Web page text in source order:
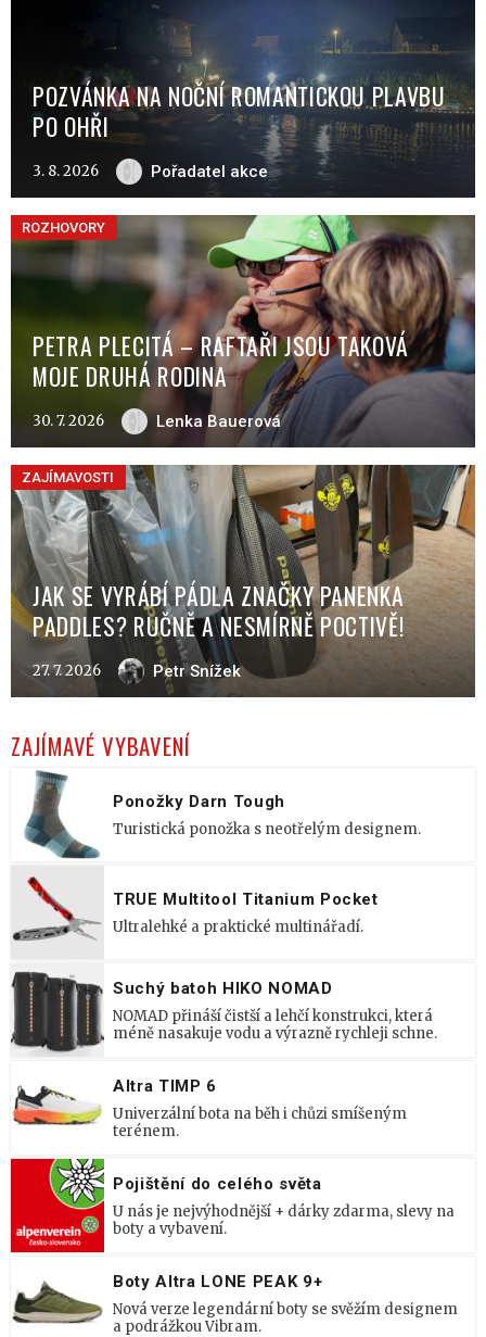
POZVÁNKA NA NOČNÍ ROMANTICKOU PLAVBU
PO OHŘI
3. 8. 2026 Pořadatel akce
ROZHOVORY
PETRA PLECITÁ – RAFTAŘI JSOU TAKOVÁ
MOJE DRUHÁ RODINA
30. 7. 2026 Lenka Bauerová
ZAJÍMAVOSTI
JAK SE VYRÁBÍ PÁDLA ZNAČKY PANENKA
PADDLES? RUČNĚ A NESMÍRNĚ POCTIVĚ!
27. 7. 2026 Petr Snížek
ZAJÍMAVÉ VYBAVENÍ
Ponožky Darn Tough
Turistická ponožka s neotřelým designem.
TRUE Multitool Titanium Pocket
Ultralehké a praktické multinářadí.
Suchý batoh HIKO NOMAD
NOMAD přináší čistší a lehčí konstrukci, která
méně nasakuje vodu a výrazně rychleji schne.
Altra TIMP 6
Univerzální bota na běh i chůzi smíšeným
terénem.
Pojištění do celého světa
U nás je nejvýhodnější + dárky zdarma, slevy na
boty a vybavení.
Boty Altra LONE PEAK 9+
Nová verze legendární boty se svěžím designem
a podrážkou Vibram.